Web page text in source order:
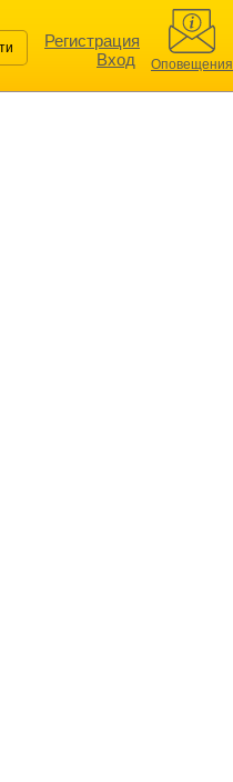
Регистрация
Вход
Оповещения